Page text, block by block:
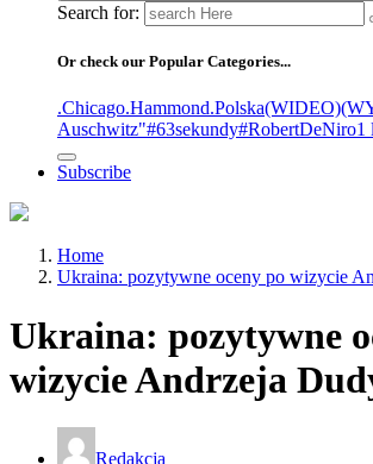
Search for:
Or check our Popular Categories...
.Chicago.Hammond.Polska(WIDEO)
Auschwitz"#63sekundy#RobertDeNiro1
Subscribe
Home
Ukraina: pozytywne oceny po wizycie
Ukraina: pozytywne
wizycie Andrzeja
Redakcja